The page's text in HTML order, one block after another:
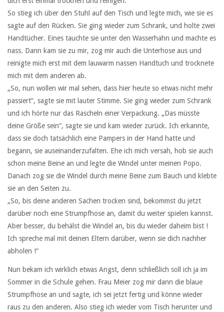
So stieg ich über den Stuhl auf den Tisch und legte mich, wie sie es
sagte auf den Rücken. Sie ging wieder zum Schrank, und holte zwei
Handtücher. Eines tauchte sie unter den Wasserhahn und machte es
nass. Dann kam sie zu mir, zog mir auch die Unterhose aus und
reinigte mich erst mit dem lauwarm nassen Handtuch und trocknete
mich mit dem anderen ab.
„So, nun wollen wir mal sehen, dass hier heute so etwas nicht mehr
passiert“, sagte sie mit lauter Stimme. Sie ging wieder zum Schrank
und ich hörte nur das Rascheln einer Verpackung. „Das müsste
deine Größe sein“, sagte sie und kam wieder zurück. Ich erkannte,
dass sie doch tatsächlich eine Pampers in der Hand hatte und
begann, sie auseinanderzufalten. Ehe ich mich versah, hob sie auch
schon meine Beine an und legte die Windel unter meinen Popo.
Danach zog sie die Windel durch meine Beine zum Bauch und klebte
sie an den Seiten zu.
„So, bis deine anderen Sachen trocken sind, bekommst du jetzt
darüber noch eine Strumpfhose an, damit du weiter spielen kannst.
Aber besser, du behälst die Windel an, bis du wieder daheim bist !
Ich spreche mal mit deinen Eltern darüber, wenn sie dich nachher
abholen !“
Nun bekam ich wirklich etwas Angst, denn schließlich soll ich ja im
Sommer in die Schule gehen. Frau Meier zog mir dann die blaue
Strumpfhose an und sagte, ich sei jetzt fertig und könne wieder
raus zu den anderen. Also stieg ich wieder vom Tisch herunter und